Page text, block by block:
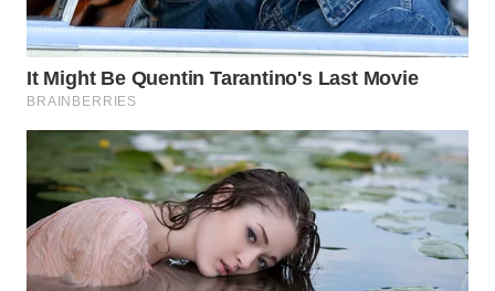
TAPANULI
UTARA
WN
WN
PADANG
LAWAS
WN